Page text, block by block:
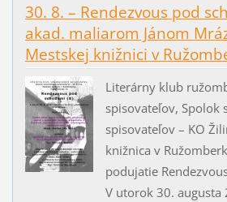
30. 8. – Rendezvous pod
akad. maliarom Jánom
Mestskej knižnici v
Literárny klub
spisovateľov, Spolok
spisovateľov – KO
knižnica v
podujatie
V utorok 30.